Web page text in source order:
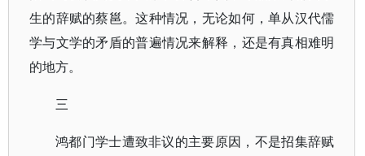
生的辞赋的蔡邕。这种情况，无论如何，单从汉代儒
学与文学的矛盾的普遍情况来解释，还是有真相难明
的地方。
三
鸿都门学士遭致非议的主要原因，不是招集辞赋